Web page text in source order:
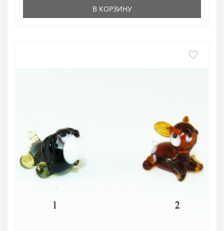
В КОРЗИНУ